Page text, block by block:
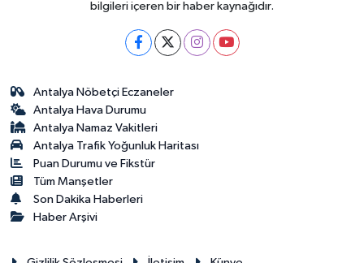
bilgileri içeren bir haber kaynağıdır.
Antalya Nöbetçi Eczaneler
Antalya Hava Durumu
Antalya Namaz Vakitleri
Antalya Trafik Yoğunluk Haritası
Puan Durumu ve Fikstür
Tüm Manşetler
Son Dakika Haberleri
Haber Arşivi